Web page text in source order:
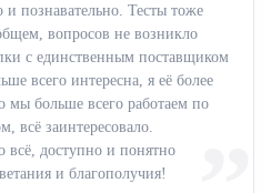
познавательно. Тесты тоже
вопросов не возникло
с единственным поставщиком
всего интересна, я её более
мы больше всего работаем по
всё заинтересовало.
всё, доступно и понятно
и благополучия!